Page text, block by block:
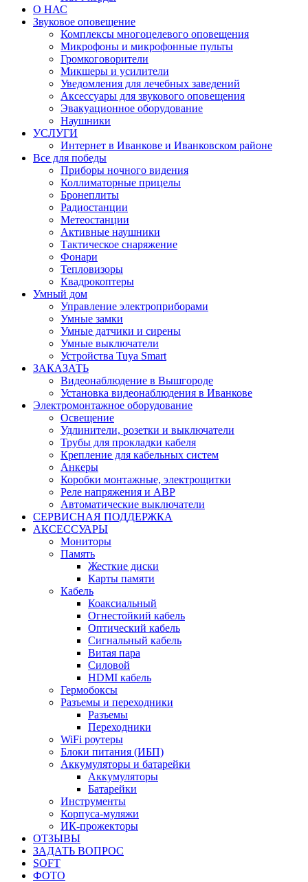
О НАС
Звуковое оповещение
Комплексы многоцелевого оповещения
Микрофоны и микрофонные пульты
Громкоговорители
Микшеры и усилители
Уведомления для лечебных заведений
Аксессуары для звукового оповещения
Эвакуационное оборудование
Наушники
УСЛУГИ
Интернет в Иванкове и Иванковском районе
Все для победы
Приборы ночного видения
Коллиматорные прицелы
Бронеплиты
Радиостанции
Метеостанции
Активные наушники
Тактическое снаряжение
Фонари
Тепловизоры
Квадрокоптеры
Умный дом
Управление электроприборами
Умные замки
Умные датчики и сирены
Умные выключатели
Устройства Tuya Smart
ЗАКАЗАТЬ
Видеонаблюдение в Вышгороде
Установка видеонаблюдения в Иванкове
Электромонтажное оборудование
Освещение
Удлинители, розетки и выключатели
Трубы для прокладки кабеля
Крепление для кабельных систем
Анкеры
Коробки монтажные, электрощитки
Реле напряжения и АВР
Автоматические выключатели
СЕРВИСНАЯ ПОДДЕРЖКА
АКСЕССУАРЫ
Мониторы
Память
Жесткие диски
Карты памяти
Кабель
Коаксиальный
Огнестойкий кабель
Оптический кабель
Сигнальный кабель
Витая пара
Силовой
HDMI кабель
Гермобоксы
Разъемы и переходники
Разъемы
Переходники
WiFi роутеры
Блоки питания (ИБП)
Аккумуляторы и батарейки
Аккумуляторы
Батарейки
Инструменты
Корпуса-муляжи
ИК-прожекторы
ОТЗЫВЫ
ЗАДАТЬ ВОПРОС
SOFT
ФОТО